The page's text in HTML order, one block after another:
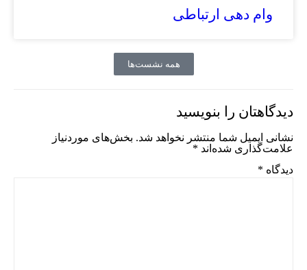
وام دهی ارتباطی
همه نشست‌ها
دیدگاهتان را بنویسید
نشانی ایمیل شما منتشر نخواهد شد. بخش‌های موردنیاز
علامت‌گذاری شده‌اند *
دیدگاه *